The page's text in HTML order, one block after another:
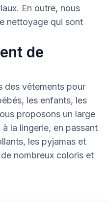
En outre, nous
nettoyage qui sont
de
des vêtements pour
les enfants, les
proposons un large
la lingerie, en passant
les pyjamas et
nombreux coloris et